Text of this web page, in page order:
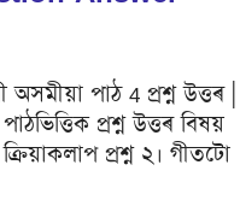
পাঠ 4 প্ৰশ্ন উত্তৰ |
প্ৰশ্ন উত্তৰ বিষয়
প্রশ্ন ২। গীতটো